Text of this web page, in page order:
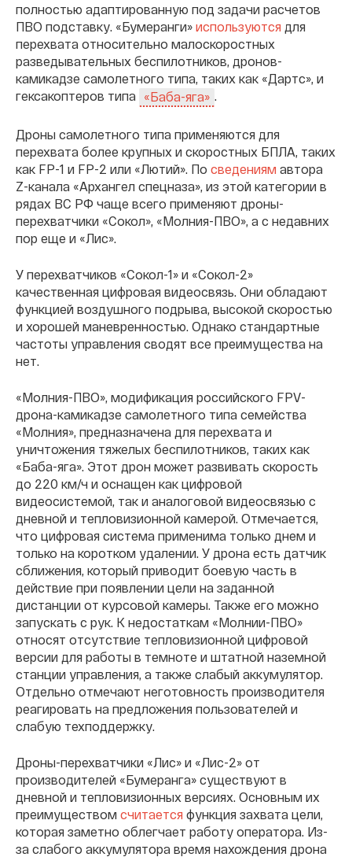
полностью адаптированную под задачи расчетов
ПВО подставку. «Бумеранги» используются для
перехвата относительно малоскоростных
разведывательных беспилотников, дронов-
камикадзе самолетного типа, таких как «Дартс», и
гексакоптеров типа
«Баба-яга»
Дроны самолетного типа применяются для
перехвата более крупных и скоростных БПЛА, таких
как FP-1 и FP-2 или «Лютий». По сведениям автора
Z-канала «Архангел спецназа», из этой категории в
рядах ВС РФ чаще всего применяют дроны-
перехватчики «Сокол», «Молния-ПВО», а с недавних
пор еще и «Лис».
У перехватчиков «Сокол-1» и «Сокол-2»
качественная цифровая видеосвязь. Они обладают
функцией воздушного подрыва, высокой скоростью
и хорошей маневренностью. Однако стандартные
частоты управления сводят все преимущества на
нет.
«Молния-ПВО», модификация российского FPV-
дрона-камикадзе самолетного типа семейства
«Молния», предназначена для перехвата и
уничтожения тяжелых беспилотников, таких как
«Баба-яга». Этот дрон может развивать скорость
до 220 км/ч и оснащен как цифровой
видеосистемой, так и аналоговой видеосвязью с
дневной и тепловизионной камерой. Отмечается,
что цифровая система применима только днем и
только на коротком удалении. У дрона есть датчик
сближения, который приводит боевую часть в
действие при появлении цели на заданной
дистанции от курсовой камеры. Также его можно
запускать с рук. К недостаткам «Молнии-ПВО»
относят отсутствие тепловизионной цифровой
версии для работы в темноте и штатной наземной
станции управления, а также слабый аккумулятор.
Отдельно отмечают неготовность производителя
реагировать на предложения пользователей и
слабую техподдержку.
Дроны-перехватчики «Лис» и «Лис-2» от
производителей «Бумеранга» существуют в
дневной и тепловизионных версиях. Основным их
преимуществом считается функция захвата цели,
которая заметно облегчает работу оператора. Из-
за слабого аккумулятора время нахождения дрона